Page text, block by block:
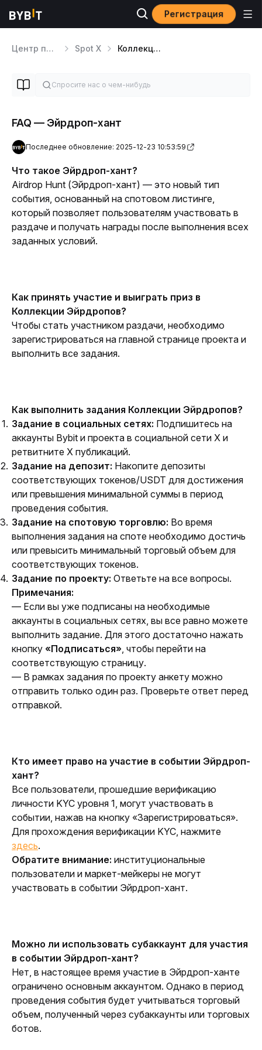
Регистрация
Центр помощи Spot X Коллекция эйрдропов
FAQ — Эйрдроп-хант
Последнее обновление: 2025-12-23 10:53:59
Что такое Эйрдроп-хант?
Airdrop Hunt (Эйрдроп-хант) — это новый тип
события, основанный на спотовом листинге,
который позволяет пользователям участвовать в
раздаче и получать награды после выполнения всех
заданных условий.
Как принять участие и выиграть приз в
Коллекции Эйрдропов?
Чтобы стать участником раздачи, необходимо
зарегистрироваться на главной странице проекта и
выполнить все задания.
Как выполнить задания Коллекции Эйрдропов?
Задание в социальных сетях: Подпишитесь на
аккаунты Bybit и проекта в социальной сети X и
ретвитните X публикаций.
Задание на депозит: Накопите депозиты
соответствующих токенов/USDT для достижения
или превышения минимальной суммы в период
проведения события.
Задание на спотовую торговлю: Во время
выполнения задания на споте необходимо достичь
или превысить минимальный торговый объем для
соответствующих токенов.
Задание по проекту: Ответьте на все вопросы.
Примечания:
— Если вы уже подписаны на необходимые
аккаунты в социальных сетях, вы все равно можете
выполнить задание. Для этого достаточно нажать
кнопку «Подписаться», чтобы перейти на
соответствующую страницу.
— В рамках задания по проекту анкету можно
отправить только один раз. Проверьте ответ перед
отправкой.
Кто имеет право на участие в событии Эйрдроп-
хант?
Все пользователи, прошедшие верификацию
личности KYC уровня 1, могут участвовать в
событии, нажав на кнопку «Зарегистрироваться».
Для прохождения верификации KYC, нажмите
здесь.
Обратите внимание: институциональные
пользователи и маркет-мейкеры не могут
участвовать в событии Эйрдроп-хант.
Можно ли использовать субаккаунт для участия
в событии Эйрдроп-хант?
Нет, в настоящее время участие в Эйрдроп-ханте
ограничено основным аккаунтом. Однако в период
проведения события будет учитываться торговый
объем, полученный через субаккаунты или торговых
ботов.